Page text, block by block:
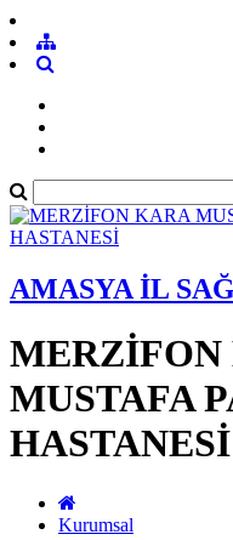
AMASYA İL
MERZİFON
MUSTAFA
HASTANESİ
Kurumsal